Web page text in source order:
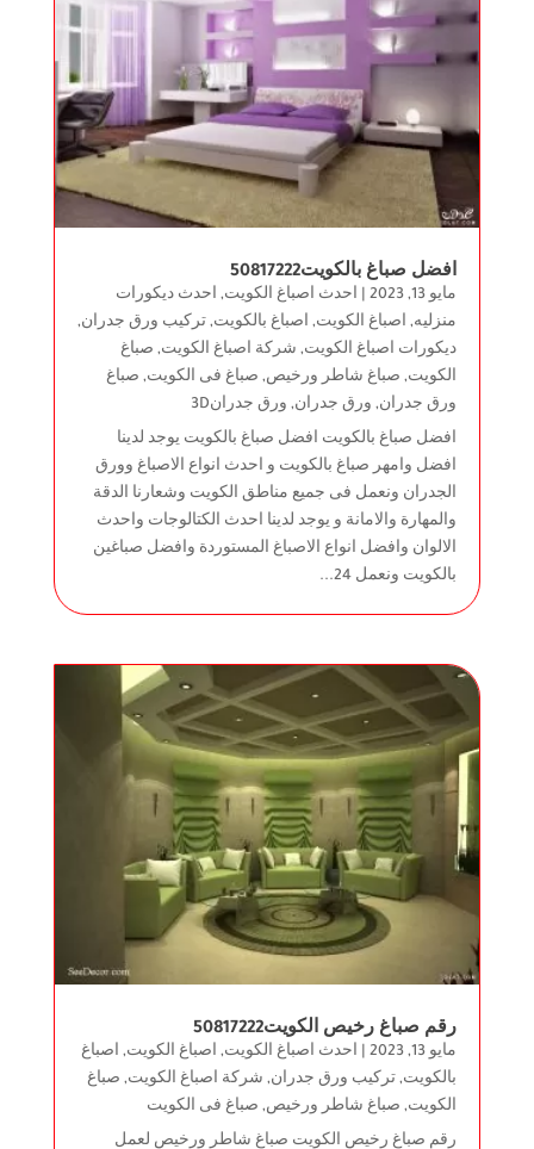
افضل صباغ بالكويت50817222
مايو 13, 2023 | احدث اصباغ الكويت, احدث ديكورات
منزليه, اصباغ الكويت, اصباغ بالكويت, تركيب ورق جدران,
ديكورات اصباغ الكويت, شركة اصباغ الكويت, صباغ
الكويت, صباغ شاطر ورخيص, صباغ فى الكويت, صباغ
ورق جدران, ورق جدران, ورق جدران3D
افضل صباغ بالكويت افضل صباغ بالكويت يوجد لدينا
افضل وامهر صباغ بالكويت و احدث انواع الاصباغ وورق
الجدران ونعمل فى جميع مناطق الكويت وشعارنا الدقة
والمهارة والامانة و يوجد لدينا احدث الكتالوجات واحدث
الالوان وافضل انواع الاصباغ المستوردة وافضل صباغين
بالكويت ونعمل 24...
رقم صباغ رخيص الكويت50817222
مايو 13, 2023 | احدث اصباغ الكويت, اصباغ الكويت, اصباغ
بالكويت, تركيب ورق جدران, شركة اصباغ الكويت, صباغ
الكويت, صباغ شاطر ورخيص, صباغ فى الكويت
رقم صباغ رخيص الكويت صباغ شاطر ورخيص لعمل